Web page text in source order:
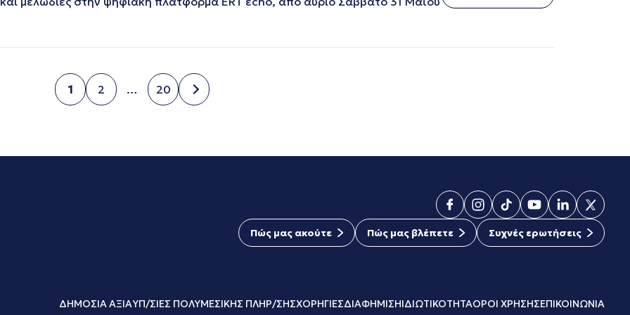
Σελίδα
1
Σελίδα
2
…
Σελίδα
20
Πώς μας ακούτε Πώς μας βλέπετε Συχνές ερωτήσεις
ΔΗΜΟΣΙΑ ΑΞΙΑΥΠ/ΣΙΕΣ ΠΟΛΥΜΕΣΙΚΗΣ ΠΛΗΡ/ΣΗΣΧΟΡΗΓΙΕΣΔΙΑΦΗΜΙΣΗΙΔΙΩΤΙΚΟΤΗΤΑΟΡΟΙ ΧΡΗΣΗΣΕΠΙΚΟΙΝΩΝΙΑ